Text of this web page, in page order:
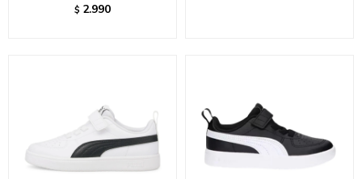
$ 2.990